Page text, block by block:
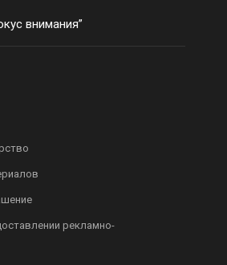
внимания”
рекламно-